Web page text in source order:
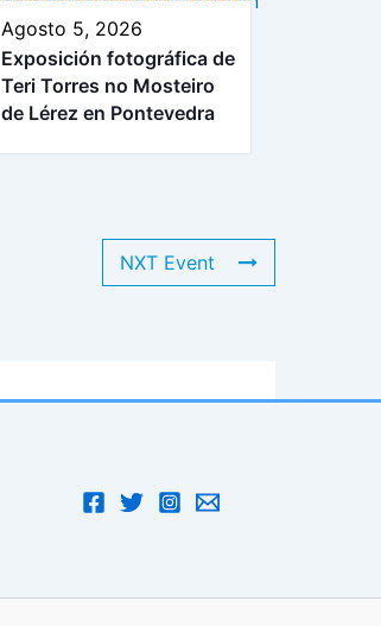
Agosto 5, 2026
Exposición fotográfica de
Teri Torres no Mosteiro
de Lérez en Pontevedra
NXT Event